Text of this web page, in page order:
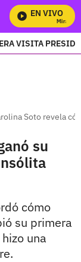
EN VIVO
Mira
VISITA
Soto revela
su
cómo
su primera
una